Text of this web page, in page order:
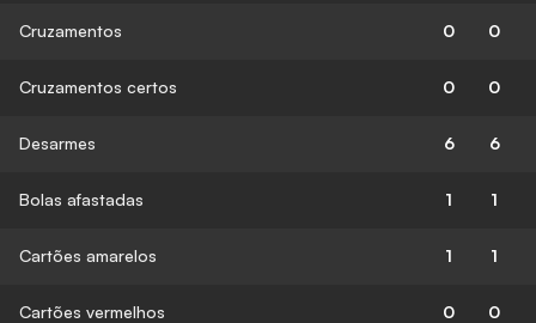
Cruzamentos 0 0
Cruzamentos certos 0 0
Desarmes 6 6
Bolas afastadas 1 1
Cartões amarelos 1 1
Cartões vermelhos 0 0